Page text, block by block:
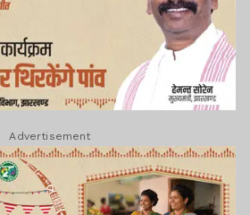
Advertisement